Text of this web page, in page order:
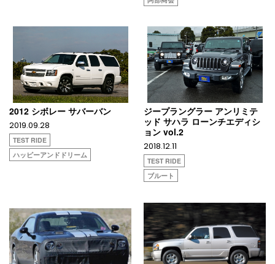
2012 シボレー サバーバン
2019.09.28
TEST RIDE
ハッピーアンドドリーム
ジープラングラー アンリミテ
ッド サハラ ローンチエディシ
ョン vol.2
2018.12.11
TEST RIDE
ブルート